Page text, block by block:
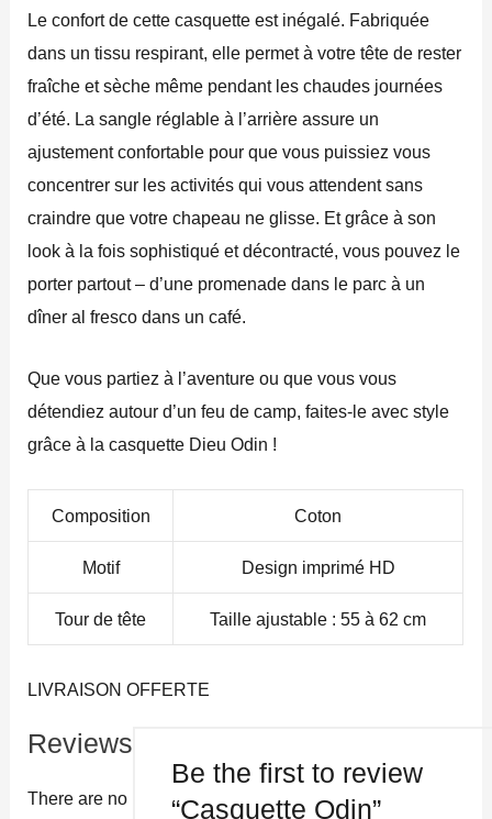
Le confort de cette casquette est inégalé. Fabriquée
dans un tissu respirant, elle permet à votre tête de rester
fraîche et sèche même pendant les chaudes journées
d’été. La sangle réglable à l’arrière assure un
ajustement confortable pour que vous puissiez vous
concentrer sur les activités qui vous attendent sans
craindre que votre chapeau ne glisse. Et grâce à son
look à la fois sophistiqué et décontracté, vous pouvez le
porter partout – d’une promenade dans le parc à un
dîner al fresco dans un café.
Que vous partiez à l’aventure ou que vous vous
détendiez autour d’un feu de camp, faites-le avec style
grâce à la casquette Dieu Odin !
Composition Coton
Motif Design imprimé HD
Tour de tête Taille ajustable : 55 à 62 cm
LIVRAISON OFFERTE
Reviews
There are no
Be the first to review
“Casquette Odin”